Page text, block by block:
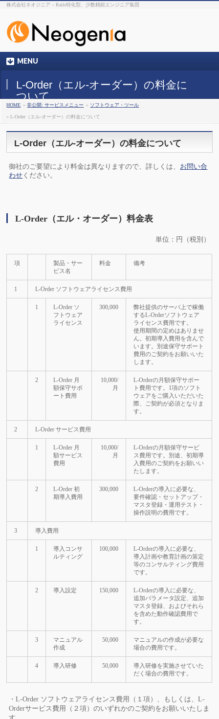
株式会社ネオジニア – Rails特化型、少数精鋭エンジニア集団
MENU
L-Order（エル-オーダー）の料金に
ついて
HOME »非公開: サービスメニュー » ソフトウェア・ツール
» L-Order（エル-オーダー）の料金について
L-Order（エル-オーダー）の料金について
御社のご要望により料金は異なりますので、詳しくは、 お問い合
わせ ください。
L-Order（エル・オーダー）料金表
単位：円（税別）
項
製品・サー
ビス名
料金 備考
1 L-Order ソフトウェアライセンス費用
1
L-Order ソ
フトウェア
ライセンス
300,000
弊社提供のサーバ上で稼働
するL-Orderソフトウェア
ライセンス費用です。
使用期間の定めはありませ
ん。初期導入費用を含んで
います。別途保守サポート
費用のご契約をお願いいた
します。
2
L-Order 月
額保守サポ
ート費用
10,000/
月
L-Orderの月額保守サポー
ト費用です。1項のソフト
ウェアをご購入いただいた
際、ご契約が必須となりま
す。
2 L-Order サービス費用
1
L-Order 月
額サービス
費用
10,000/
月
L-Orderの月額保守サービ
ス費用です。別途、初期導
入費用のご契約をお願いい
たします。
2
L-Order 初
期導入費用
300,000
L-Orderの導入に必要な、
要件確認・セットアップ・
マスタ登録・運用テスト・
操作説明の費用です。
3 導入費用
1
導入コンサ
ルティング
100,000
L-Orderの導入に必要な、
導入計画や教育計画の策定
等のコンサルティング費用
です。
2 導入設定 150,000
L-Orderの導入に必要な、
追加パラメータ設定、追加
マスタ登録、およびそれら
を含めた動作確認費用で
す。
3
マニュアル
作成
50,000
マニュアルの作成が必要な
場合の費用です。
4 導入研修 50,000
導入研修を実施させていた
だく場合の費用です。
・L-Order ソフトウェアライセンス費用（１項）、もしくは、L-
Orderサービス費用（２項）のいずれかのご契約をお願いいたしま